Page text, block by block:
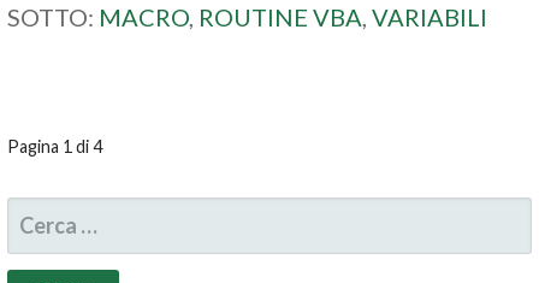
SOTTO: MACRO ROUTINE VBA ,VARIABILI
NAVIGAZIONE
ARTICOLO
Pagina 1 di 4
RICERCA
PER: